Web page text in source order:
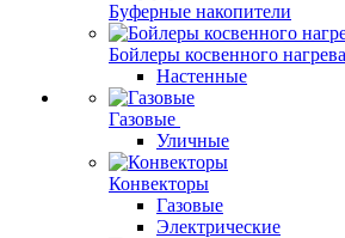
Буферные накопители
Бойлеры косвенного нагрева
Настенные
Газовые
Уличные
Конвекторы
Газовые
Электрические